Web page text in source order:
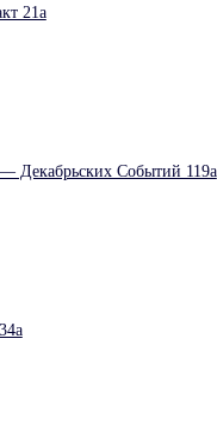
21а
Декабрьских Событий 119а